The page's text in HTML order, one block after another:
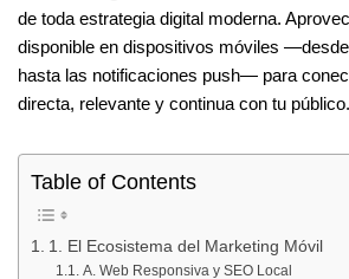
de toda estrategia digital moderna.
disponible en dispositivos móviles
hasta las notificaciones push— para
directa, relevante y continua con tu público.
Table of Contents
1. El Ecosistema del Marketing Móvil
A. Web Responsiva y SEO Local